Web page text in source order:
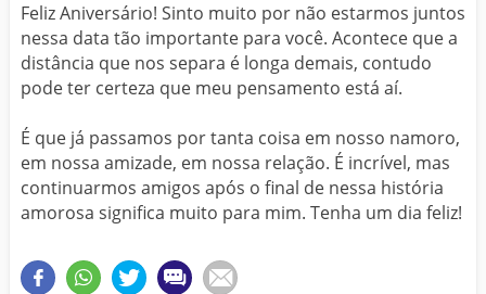
Feliz Aniversário! Sinto muito por não estarmos juntos
nessa data tão importante para você. Acontece que a
distância que nos separa é longa demais, contudo
pode ter certeza que meu pensamento está aí.
É que já passamos por tanta coisa em nosso namoro,
em nossa amizade, em nossa relação. É incrível, mas
continuarmos amigos após o final de nessa história
amorosa significa muito para mim. Tenha um dia feliz!